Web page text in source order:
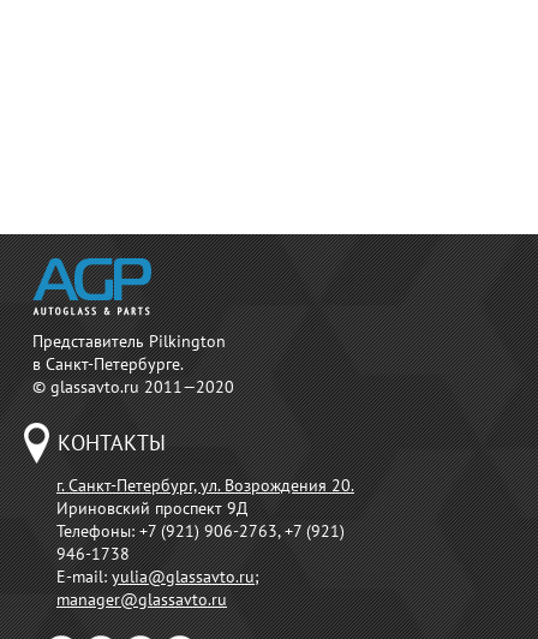
Представитель Pilkington
в Санкт-Петербурге.
© glassavto.ru 2011—2020
КОНТАКТЫ
г. Санкт-Петербург, ул. Возрождения 20.
Ириновский проспект 9Д
Телефоны:+7 (921) 906-2763, +7 (921)
946-1738
E-mail:yulia@glassavto.ru;
manager@glassavto.ru